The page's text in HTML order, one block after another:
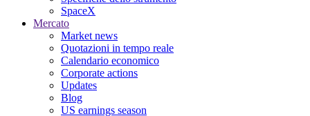
SpaceX
Mercato
Market news
Quotazioni in tempo reale
Calendario economico
Corporate actions
Updates
Blog
US earnings season